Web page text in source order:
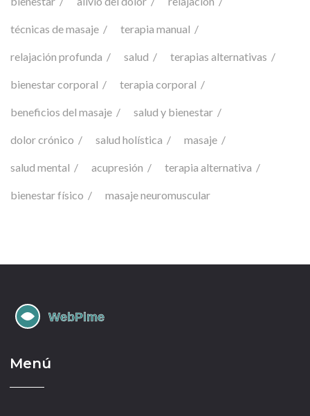
técnicas de masaje terapia manual
relajación profunda salud terapias alternativas
bienestar corporal terapia corporal
beneficios del masaje salud y bienestar
dolor crónico salud holística masaje
salud mental acupresión terapia alternativa
bienestar físico masaje neuromuscular
Menú